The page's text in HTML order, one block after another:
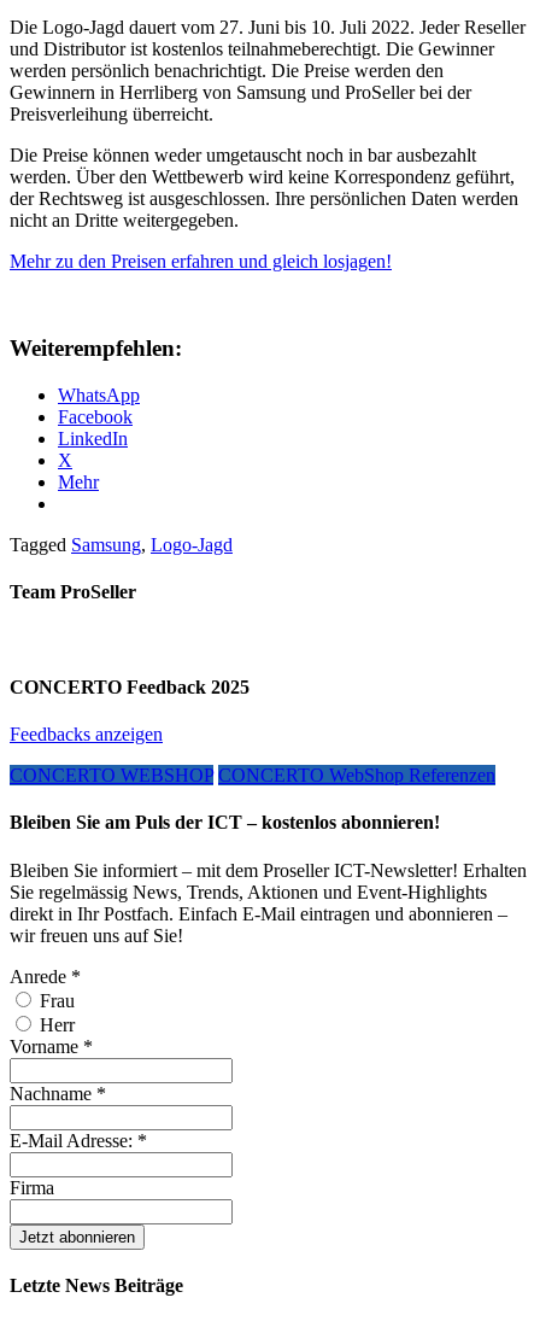
Die Logo-Jagd dauert vom 27. Juni bis 10. Juli 2022. Jeder Reseller
und Distributor ist kostenlos teilnahmeberechtigt. Die Gewinner
werden persönlich benachrichtigt. Die Preise werden den
Gewinnern in Herrliberg von Samsung und ProSeller bei der
Preisverleihung überreicht.
Die Preise können weder umgetauscht noch in bar ausbezahlt
werden. Über den Wettbewerb wird keine Korrespondenz geführt,
der Rechtsweg ist ausgeschlossen. Ihre persönlichen Daten werden
nicht an Dritte weitergegeben.
Mehr zu den Preisen erfahren und gleich losjagen!
Weiterempfehlen:
WhatsApp
Facebook
LinkedIn
X
Mehr
Tagged Samsung, Logo-Jagd
Team ProSeller
CONCERTO Feedback 2025
Feedbacks anzeigen
CONCERTO WEBSHOP CONCERTO WebShop Referenzen
Bleiben Sie am Puls der ICT – kostenlos abonnieren!
Bleiben Sie informiert – mit dem Proseller ICT-Newsletter! Erhalten
Sie regelmässig News, Trends, Aktionen und Event-Highlights
direkt in Ihr Postfach. Einfach E-Mail eintragen und abonnieren –
wir freuen uns auf Sie!
Anrede *
Frau
Herr
Vorname *
Nachname *
E-Mail Adresse: *
Firma
Letzte News Beiträge